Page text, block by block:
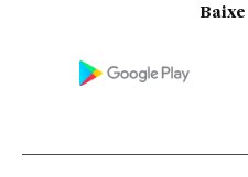
Baixe